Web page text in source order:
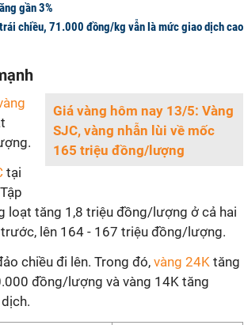
gần 3%
chiều, 71.000 đồng/kg vẫn là mức giao dịch cao
Giá vàng hôm nay 13/5: Vàng
SJC, vàng nhẫn lùi về mốc
165 triệu đồng/lượng
tại
loạt tăng 1,8 triệu đồng/lượng ở cả hai
lên 164 - 167 triệu đồng/lượng.
chiều đi lên. Trong đó, vàng 24K tăng
đồng/lượng và vàng 14K tăng